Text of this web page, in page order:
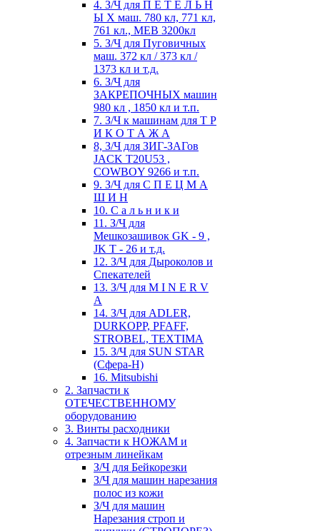
4. З/Ч для П Е Т Е Л Ь Н
Ы Х маш. 780 кл, 771 кл,
761 кл., MEB 3200кл
5. З/Ч для Пуговичных
маш. 372 кл / 373 кл /
1373 кл и т.д.
6. З/Ч для
ЗАКРЕПОЧНЫХ машин
980 кл , 1850 кл и т.п.
7. З/Ч к машинам для Т Р
И К О Т А Ж А
8, З/Ч для ЗИГ-ЗАГов
JACK Т20U53 ,
COWBOY 9266 и т.п.
9. З/Ч для С П Е Ц М А
Ш И Н
10. С а л ь н и к и
11. З/Ч для
Мешкозашивок GK - 9 ,
JK T - 26 и т.д.
12. З/Ч для Дыроколов и
Спекателей
13. З/Ч для M I N E R V
A
14. З/Ч для ADLER,
DURKOPP, PFAFF,
STROBEL, TEXTIMA
15. З/Ч для SUN STAR
(Сфера-Н)
16. Mitsubishi
2. Запчасти к
ОТЕЧЕСТВЕННОМУ
оборудованию
3. Винты расходники
4. Запчасти к НОЖАМ и
отрезным линейкам
З/Ч для Бейкорезки
З/Ч для машин нарезания
полос из кожи
З/Ч для машин
Нарезания строп и